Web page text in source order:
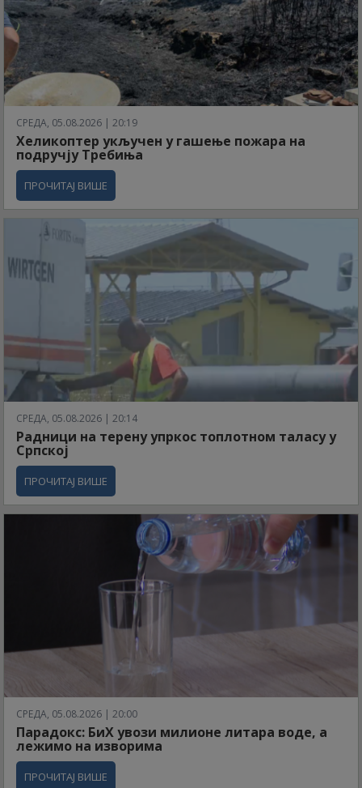
СРЕДА, 05.08.2026 | 20:19
Хеликоптер укључен у гашење пожара на
подручју Требиња
ПРОЧИТАЈ ВИШЕ
СРЕДА, 05.08.2026 | 20:14
Радници на терену упркос топлотном таласу у
Српској
ПРОЧИТАЈ ВИШЕ
СРЕДА, 05.08.2026 | 20:00
Парадокс: БиХ увози милионе литара воде, а
лежимо на изворима
ПРОЧИТАЈ ВИШЕ